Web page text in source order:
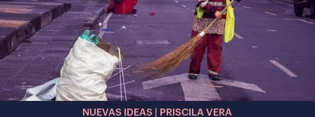
NUEVAS IDEAS | PRISCILA VERA